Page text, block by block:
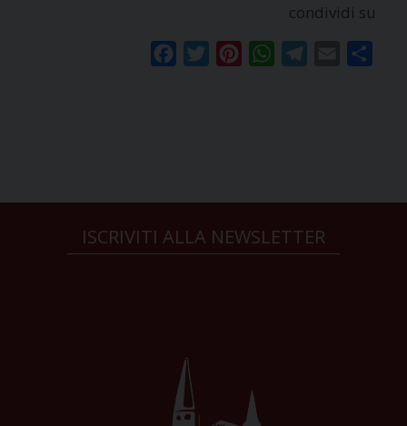
condividi su
FacebookTwitterPinterestWhatsAppTelegram
Email
ISCRIVITI ALLA NEWSLETTER